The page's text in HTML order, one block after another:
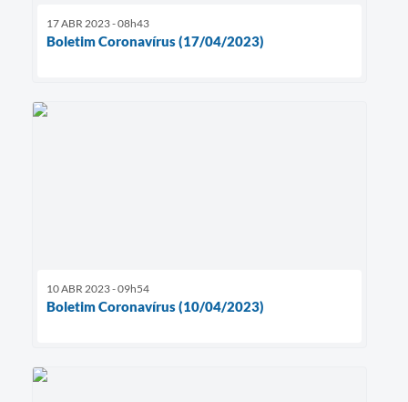
17 ABR 2023 - 08h43
Boletim Coronavírus (17/04/2023)
10 ABR 2023 - 09h54
Boletim Coronavírus (10/04/2023)